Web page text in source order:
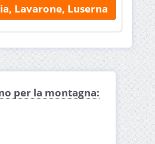
Lavarone, Luserna
per la montagna: